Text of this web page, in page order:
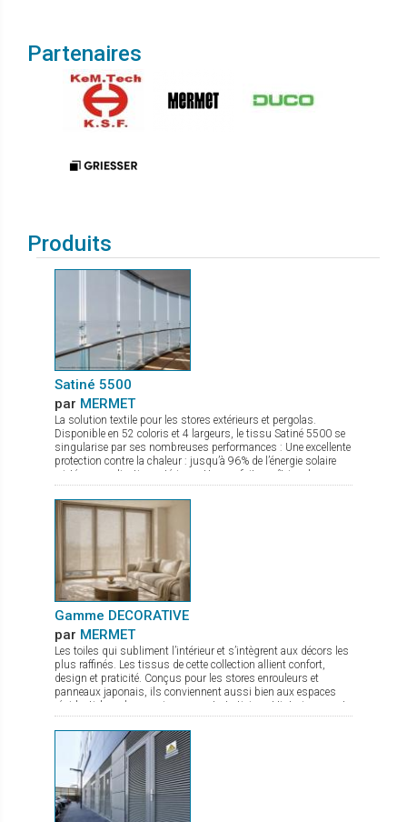
Partenaires
Produits
Satiné 5500
par MERMET
La solution textile pour les stores extérieurs et pergolas.
Disponible en 52 coloris et 4 largeurs, le tissu Satiné 5500 se
singularise par ses nombreuses performances : Une excellente
protection contre la chaleur : jusqu’à 96% de l’énergie solaire
rejetée en application extérieure. Une parfaite maîtrise de
l’éblouissement due à son tissage en diagonale. Une très
bonne transparence pour une vision nette vers l’extérieur et un
maintien de la lumière naturelle entrante. Sa parfaite adéquation
aux stores ZIP grâce notamment à son excellente stabilité
dimensionnelle, permet au tissu Satiné 5500 d’offrir une
solution durable, esthétique et efficace. Il existe également une
version totalement occultante, le Satiné 21154, pour une
parfaite harmonie des façades.
Gamme DECORATIVE
par MERMET
Les toiles qui subliment l’intérieur et s’intègrent aux décors les
plus raffinés. Les tissus de cette collection allient confort,
design et praticité. Conçus pour les stores enrouleurs et
panneaux japonais, ils conviennent aussi bien aux espaces
résidentiels qu’aux environnements tertiaires. Historiquement
reconnue pour ses textiles techniques offrant contrôle
thermique, gestion de la lumière et intimité, Mermet enrichit
son offre avec la gamme Decorative, qui associe esthétique
soignée et performance. Panama Deco, Impressions, Abu
Dhabi, Oslo, Pentagrama et Riyadh offrent chacun un style
distinct, du naturel apaisant au jacquard affirmé. Cette gamme
propose ainsi bien plus que des solutions fonctionnelles : de
véritables inspirations pour sublimer les intérieurs.